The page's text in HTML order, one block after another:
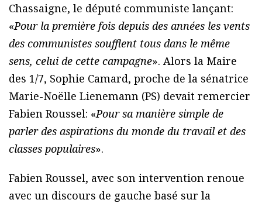
Chassaigne, le député communiste lançant:
«Pour la première fois depuis des années les vents
des communistes soufflent tous dans le même
sens, celui de cette campagne». Alors la Maire
des 1/7, Sophie Camard, proche de la sénatrice
Marie-Noëlle Lienemann (PS) devait remercier
Fabien Roussel: «Pour sa manière simple de
parler des aspirations du monde du travail et des
classes populaires».
Fabien Roussel, avec son intervention renoue
avec un discours de gauche basé sur la